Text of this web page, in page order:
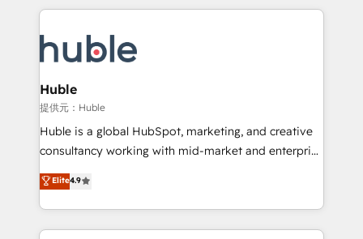
new HubSpot portal with Advanced Website and
CRM Migrations using our in-house "HubScrub" Tool.
entirely around coaching and training. That means
skills, processes, and internal team you need to
attract the right buyers, close deals faster, and grow
without outside dependencies. You’ll learn how to: •
Set up, audit, and organize your HubSpot portal •
Get your sales team fully using HubSpot • Track
pipeline and revenue across the entire buyer journey
growth • Create content and videos that attract
buyers • Use AI to scale smarter Our coaching-led
Huble
提供元：Huble
Huble is a global HubSpot, marketing, and creative
consultancy working with mid-market and enterprise
businesses. We go beyond implementation, shaping
the strategy, processes, and teams that turn
HubSpot into a genuine growth engine. Named
HubSpot's Global Partner of the Year in 2024,
Elite4.9